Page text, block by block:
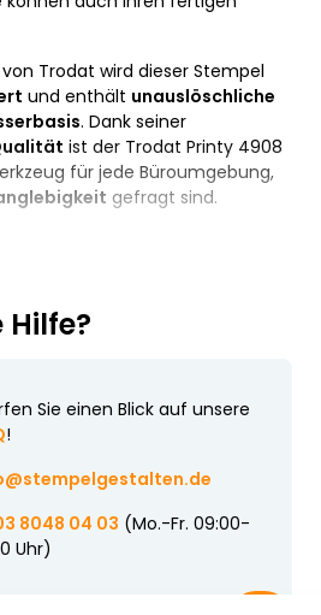
Trodat wird dieser Stempel
und enthält unauslöschliche
. Dank seiner
ist der Trodat Printy 4908
für jede Büroumgebung,
gefragt sind.
Hilfe?
Sie einen Blick auf unsere
!
8048 04 03 (Mo.-Fr. 09:00-
Uhr)